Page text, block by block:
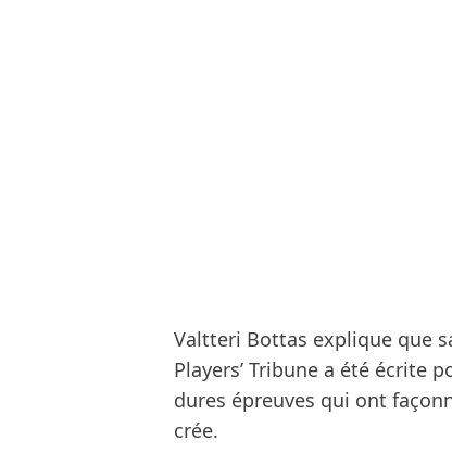
Valtteri Bottas explique que
Players’ Tribune a été écrite
dures épreuves qui ont
crée.